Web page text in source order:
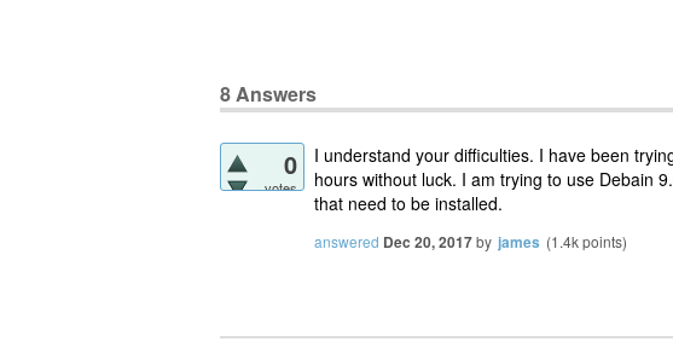
8Answers
0
votes
I understand your difficulties. I have been
hours without luck. I am trying to use Debain
that need to be installed.
answered Dec 20, 2017by james (1.4kpoints)